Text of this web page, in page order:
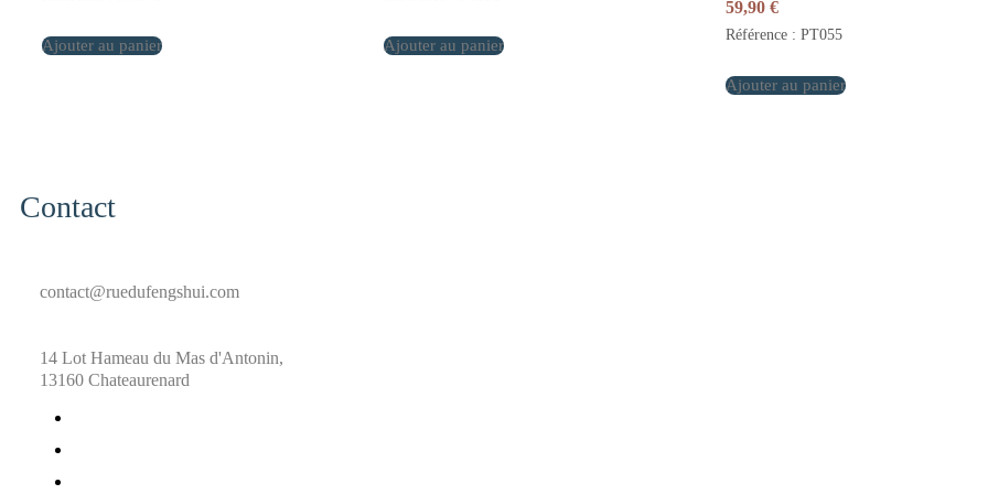
Ajouter au panier Ajouter au panier
59,90€
Référence : PT055
Ajouter au panier
Contact
contact@ruedufengshui.com
14 Lot Hameau du Mas d'Antonin,
13160 Chateaurenard